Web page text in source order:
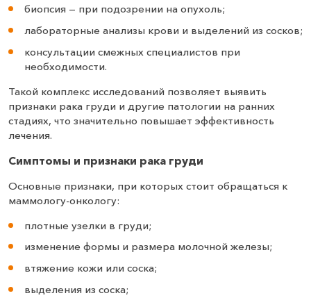
биопсия — при подозрении на опухоль;
лабораторные анализы крови и выделений из сосков;
консультации смежных специалистов при
необходимости.
Такой комплекс исследований позволяет выявить
признаки рака груди и другие патологии на ранних
стадиях, что значительно повышает эффективность
лечения.
Симптомы и признаки рака груди
Основные признаки, при которых стоит обращаться к
маммологу-онкологу:
плотные узелки в груди;
изменение формы и размера молочной железы;
втяжение кожи или соска;
выделения из соска;